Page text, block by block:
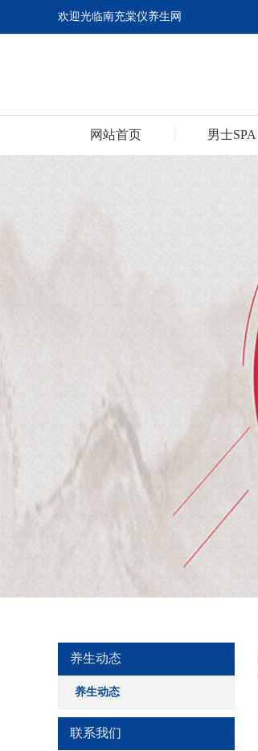
欢迎光临南充棠仪养生网
网站首页 男士SPA
养生动态
养生动态
联系我们